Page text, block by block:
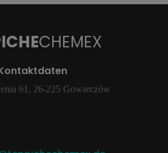
CHEMEX
61, 26-225 Gowarczów